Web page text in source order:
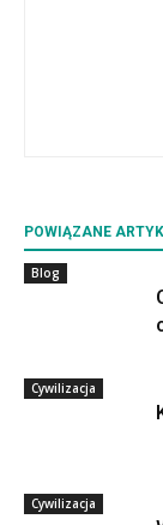
POWIĄZANE
Blog
Cywilizacja
Cywilizacja